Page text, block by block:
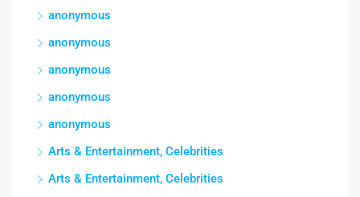
anonymous
anonymous
anonymous
anonymous
anonymous
Arts & Entertainment, Celebrities
Arts & Entertainment, Celebrities